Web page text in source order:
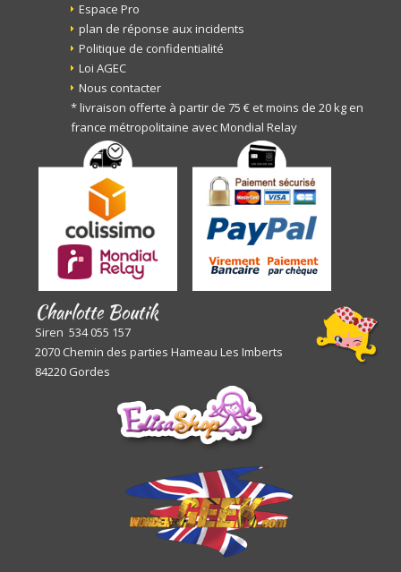
Espace Pro
plan de réponse aux incidents
Politique de confidentialité
Loi AGEC
Nous contacter
* livraison offerte à partir de 75 € et moins de 20 kg en
france métropolitaine avec Mondial Relay
Charlotte Boutik
Siren 534 055 157
2070 Chemin des parties Hameau Les Imberts
84220 Gordes